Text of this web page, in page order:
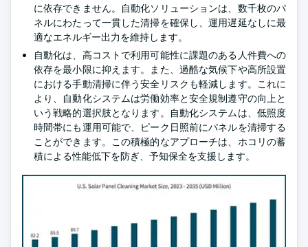
に依存できません。自動化ソリューションは、数千枚のパ
ネルにわたって一貫した清掃を確保し、運用遅延なしに最
適なエネルギー出力を維持します。
自動化は、高コストで利用可能性に課題のある人件費への
依存を最小限に抑えます。また、過酷な気候下や高所設置
における手動清掃に伴う安全リスクも軽減します。これに
より、自動化システムは労働効率と安全規制遵守の向上と
いう戦略的選択肢となります。自動化システムは、低照度
時間帯にも運用可能で、ピーク日照前にパネルを清掃する
ことができます。この積極的なアプローチは、ホコリの蓄
積による性能低下を防ぎ、予知保全を支援します。